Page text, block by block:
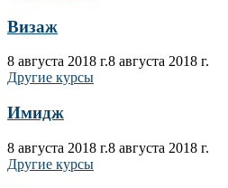
Визаж
8 августа 2018 г.8 августа 2018 г.
Другие курсы
Имидж
8 августа 2018 г.8 августа 2018 г.
Другие курсы